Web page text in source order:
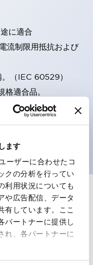
ます
ーザーに合わせたコ
クの分析を行ってい
利用状況についても
や広告配信、データ
有しています。ここ
パートナーに提供し
れ、各パートナーに
に適合
流制限用抵抗および
（IEC 60529）
適合品。
の他